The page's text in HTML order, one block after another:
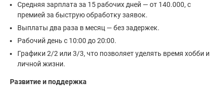
Средняя зарплата за 15 рабочих дней — от 140.000, с
премией за быструю обработку заявок.
Выплаты два раза в месяц — без задержек.
Рабочий день с 10:00 до 20:00.
Графики 2/2 или 3/3, что позволяет уделять время хобби и
личной жизни.
Развитие и поддержка